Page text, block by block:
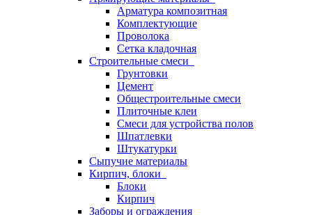
Арматура композитная
Комплектующие
Проволока
Сетка кладочная
Строительные смеси
Грунтовки
Цемент
Общестроительные смеси
Плиточные клеи
Смеси для устройства полов
Шпатлевки
Штукатурки
Сыпучие материалы
Кирпич, блоки
Блоки
Кирпич
Заборы и ограждения